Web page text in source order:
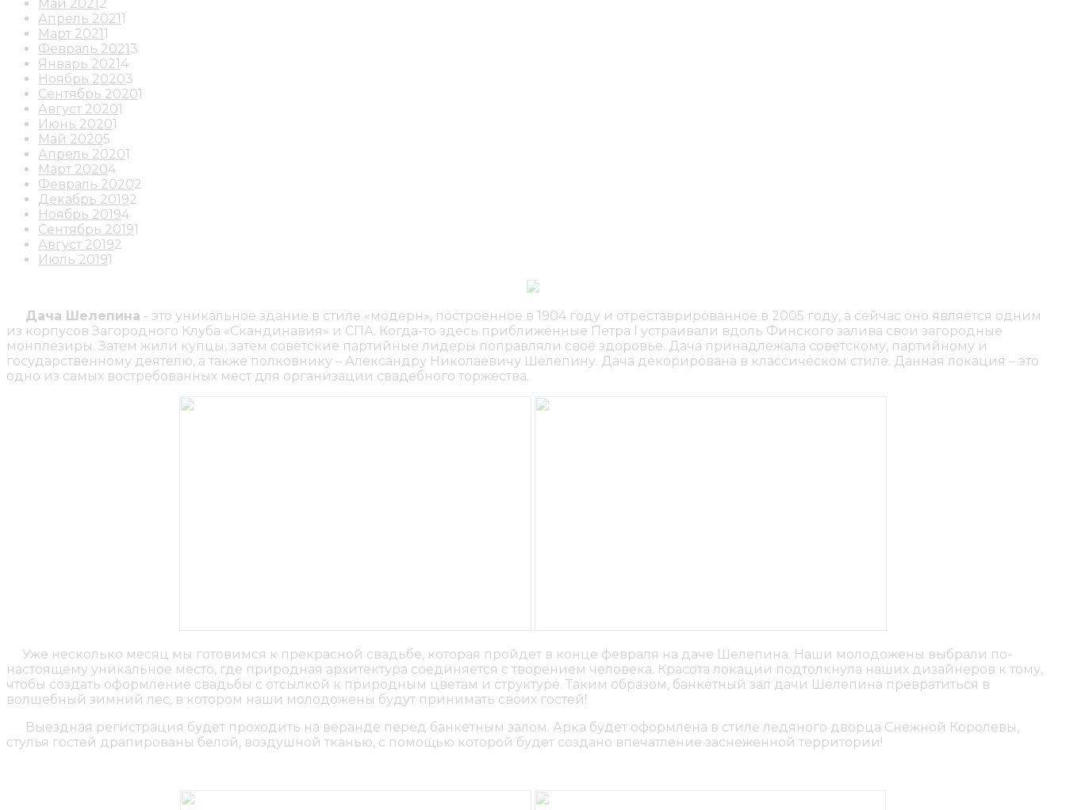
Май 20212
Апрель 20211
Март 20211
Февраль 20213
Январь 20214
Ноябрь 20203
Сентябрь 20201
Август 20201
Июнь 20201
Май 20205
Апрель 20201
Март 20204
Февраль 20202
Декабрь 20192
Ноябрь 20194
Сентябрь 20191
Август 20192
Июль 20191
Дача Шелепина - это уникальное здание в стиле «модерн», построенное в 1904 году и отреставрированное в 2005 году, а сейчас оно является одним
из корпусов Загородного Клуба «Скандинавия» и СПА. Когда-то здесь приближённые Петра I устраивали вдоль Финского залива свои загородные
монплезиры. Затем жили купцы, затем советские партийные лидеры поправляли своё здоровье. Дача принадлежала советскому, партийному и
государственному деятелю, а также полковнику – Александру Николаевичу Шелепину. Дача декорирована в классическом стиле. Данная локация – это
одно из самых востребованных мест для организации свадебного торжества.
Уже несколько месяц мы готовимся к прекрасной свадьбе, которая пройдет в конце февраля на даче Шелепина. Наши молодожены выбрали по-
настоящему уникальное место, где природная архитектура соединяется с творением человека. Красота локации подтолкнула наших дизайнеров к тому,
чтобы создать оформление свадьбы с отсылкой к природным цветам и структуре. Таким образом, банкетный зал дачи Шелепина превратиться в
волшебный зимний лес, в котором наши молодожены будут принимать своих гостей!
Выездная регистрация будет проходить на веранде перед банкетным залом. Арка будет оформлена в стиле ледяного дворца Снежной Королевы,
стулья гостей драпированы белой, воздушной тканью, с помощью которой будет создано впечатление заснеженной территории!